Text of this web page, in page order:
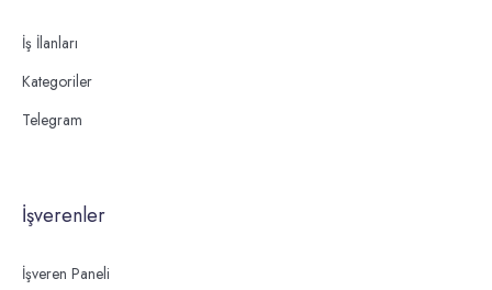
İş İlanları
Kategoriler
Telegram
İşverenler
İşveren Paneli